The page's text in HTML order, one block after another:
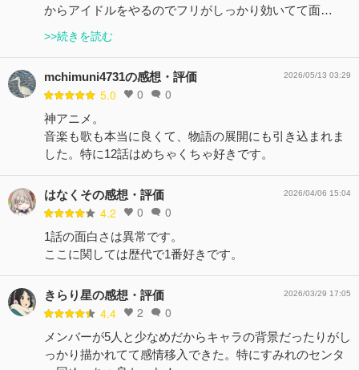
からアイドルをやるのでフリがしっかり効いてて面…
>>続きを読む
mchimuni4731の感想・評価
5.0 0 0
2026/05/13 03:29
神アニメ。
音楽も歌も本当に良くて、物語の展開にも引き込まれま
した。特に12話はめちゃくちゃ好きです。
はなくその感想・評価
4.2 0 0
2026/04/06 15:04
1話の面白さは異常です。
ここに関しては歴代で1番好きです。
きらり星の感想・評価
4.4 2 0
2026/03/29 17:05
メンバーが5人と少なめだからキャラの背景だったりがし
っかり描かれてて感情移入できた。特にすみれのセンタ